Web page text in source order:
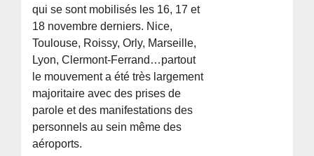
qui se sont mobilisés les 16, 17 et
18 novembre derniers. Nice,
Toulouse, Roissy, Orly, Marseille,
Lyon, Clermont-Ferrand…partout
le mouvement a été très largement
majoritaire avec des prises de
parole et des manifestations des
personnels au sein même des
aéroports.